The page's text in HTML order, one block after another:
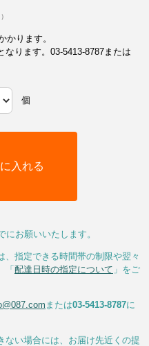
かります。
ります。03-5413-8787または
個
にお願いいたします。
指定できる時間帯の制限や翌々
「 配達日時の指定について 」をご
または03-5413-8787に
ない場合には、お届け先近くの提